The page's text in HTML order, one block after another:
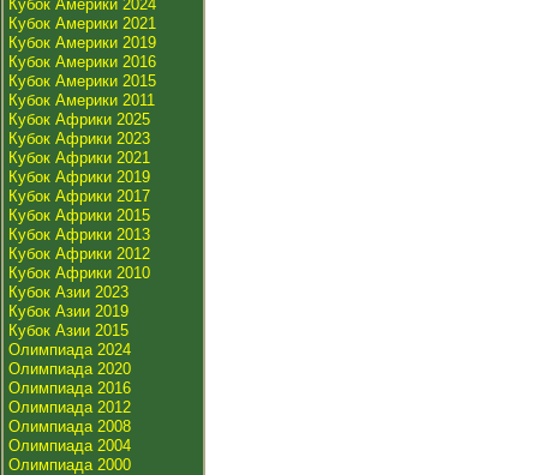
Кубок Америки 2024
Кубок Америки 2021
Кубок Америки 2019
Кубок Америки 2016
Кубок Америки 2015
Кубок Америки 2011
Кубок Африки 2025
Кубок Африки 2023
Кубок Африки 2021
Кубок Африки 2019
Кубок Африки 2017
Кубок Африки 2015
Кубок Африки 2013
Кубок Африки 2012
Кубок Африки 2010
Кубок Азии 2023
Кубок Азии 2019
Кубок Азии 2015
Олимпиада 2024
Олимпиада 2020
Олимпиада 2016
Олимпиада 2012
Олимпиада 2008
Олимпиада 2004
Олимпиада 2000